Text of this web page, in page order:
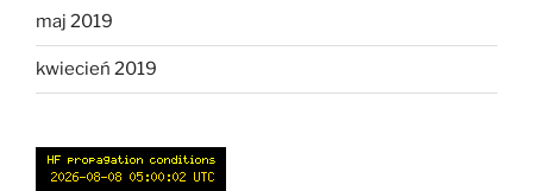
maj 2019
kwiecień 2019